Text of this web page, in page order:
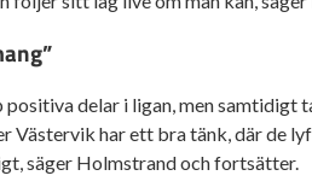
delar i ligan, men samtidigt
har ett bra tänk, där de
säger Holmstrand och fortsätter.